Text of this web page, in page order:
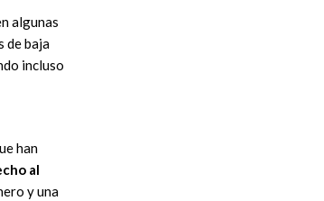
algunas
de baja
incluso
han
al
y una